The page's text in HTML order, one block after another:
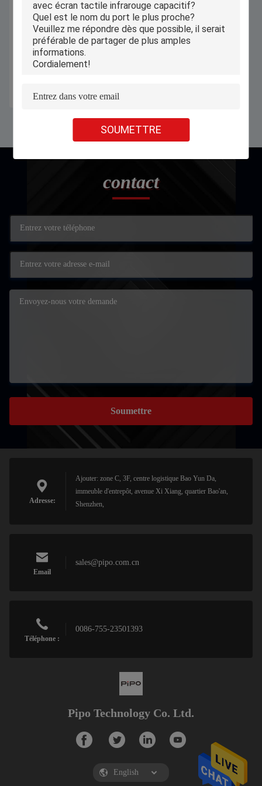
SOUMETTRE
Tablettetes de 1200x1920 IPS
Android, enfants de 10 pouces
Obtenez le meilleur prix
contact
Soumettre
Adresse:
Ajouter: zone C, 3F, centre logistique Bao Yun Da,
immeuble d'entrepôt, avenue Xi Xiang, quartier Bao'an,
Shenzhen,
Email
sales@pipo.com.cn
Téléphone :
0086-755-23501393
Pipo Technology Co. Ltd.